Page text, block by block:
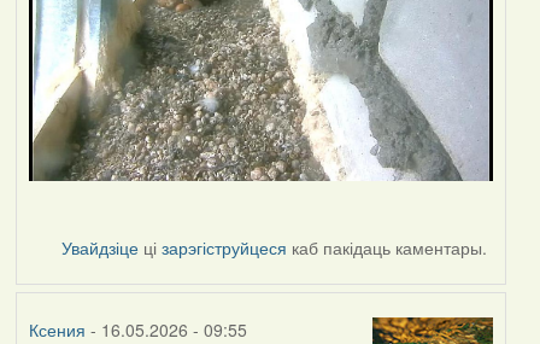
Увайдзіце цізарэгіструйцеся каб пакідаць каментары.
Ксения - 16.05.2026 - 09:55